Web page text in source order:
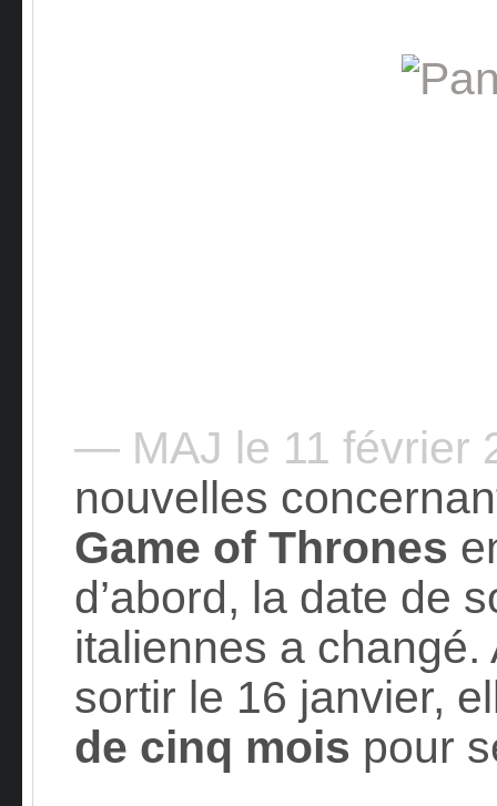
— MAJ le 11 février
nouvelles
Game of Thrones
d’abord, la date de
italiennes a changé.
sortir le 16 janvier,
de cinq mois pour